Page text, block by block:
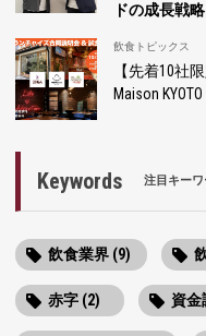
ドの成長戦
飲食トピックス
【先着10社
Maison
Keywords 注目キーワ
飲食業界 (9)
赤字 (2) 資金